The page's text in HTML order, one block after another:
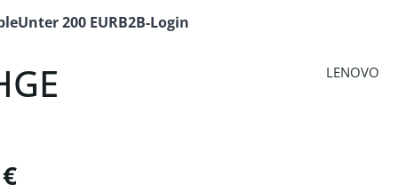
Unter 200 EURB2B-Login
LENOVO